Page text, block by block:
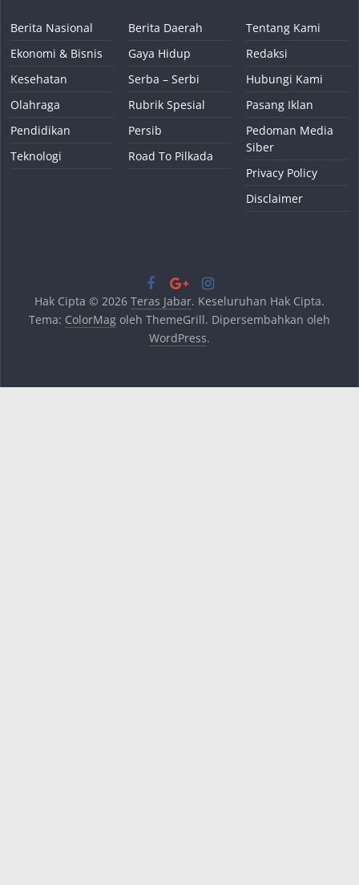
Berita Nasional
Ekonomi & Bisnis
Kesehatan
Olahraga
Pendidikan
Teknologi
Berita Daerah
Gaya Hidup
Serba – Serbi
Rubrik Spesial
Persib
Road To Pilkada
Tentang Kami
Redaksi
Hubungi Kami
Pasang Iklan
Pedoman Media
Siber
Privacy Policy
Disclaimer
Hak Cipta © 2026 Teras Jabar. Keseluruhan Hak Cipta.
Tema: ColorMagoleh ThemeGrill. Dipersembahkan oleh
WordPress.